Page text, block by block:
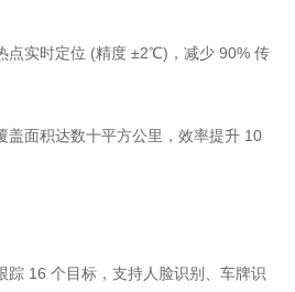
点实时定位 (精度 ±2℃)，减少 90% 传
盖面积达数十平方公里，效率提升 10
踪 16 个目标，支持人脸识别、车牌识